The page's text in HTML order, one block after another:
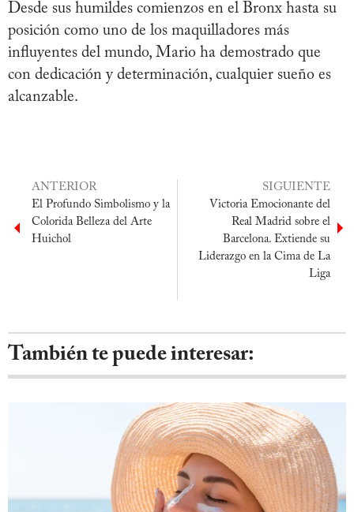
Desde sus humildes comienzos en el Bronx hasta su
posición como uno de los maquilladores más
influyentes del mundo, Mario ha demostrado que
con dedicación y determinación, cualquier sueño es
alcanzable.
ANTERIOR
El Profundo Simbolismo y la
Colorida Belleza del Arte
Huichol
SIGUIENTE
Victoria Emocionante del
Real Madrid sobre el
Barcelona. Extiende su
Liderazgo en la Cima de La
Liga
También te puede interesar: